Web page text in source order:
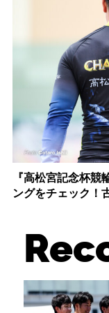
『高松宮記念杯
ングをチェック！